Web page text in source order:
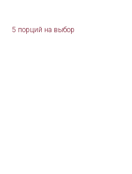
5 порций на выбор